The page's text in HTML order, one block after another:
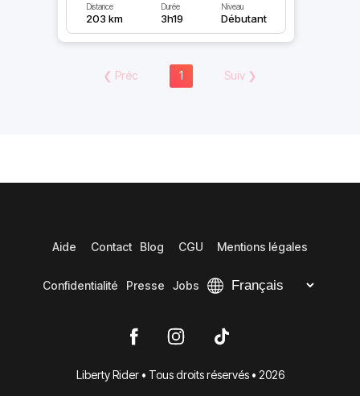
Distance
203 km
Durée
3h19
Niveau
Débutant
❮ Préc 1 Suiv ❯
Aide Contact Blog CGU Mentions légales
Confidentialité Presse Jobs
Liberty Rider • Tous droits réservés • 2026